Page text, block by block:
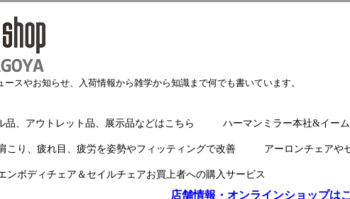
スやお知らせ、入荷情報から雑学から知識まで何でも書いています。
品、アウトレット品、展示品などはこちら ハーマンミラー本社&イー
こり、疲れ目、疲労を姿勢やフィッティングで改善 アーロンチェアや
ンボディチェア＆セイルチェアお買上者への購入サービス
店舗情報・オンラインショップは